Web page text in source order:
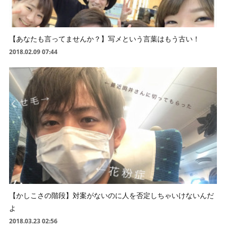
【あなたも言ってませんか？】写メという言葉はもう古い！
2018.02.09 07:44
【かしこさの階段】対案がないのに人を否定しちゃいけないんだ
よ
2018.03.23 02:56